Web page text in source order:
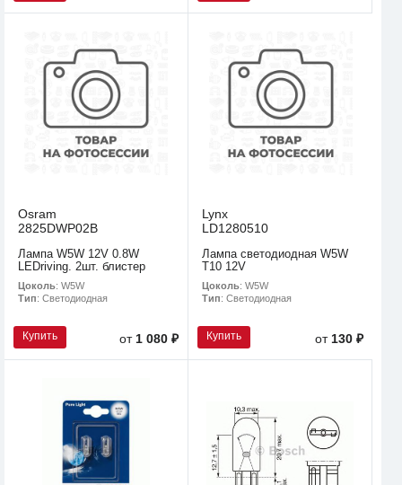
Osram
2825DWP02B
Лампа W5W 12V 0.8W
LEDriving. 2шт. блистер
Цоколь: W5W
Тип: Светодиодная
Купить от 1 080 ₽
Lynx
LD1280510
Лампа светодиодная W5W
T10 12V
Цоколь: W5W
Тип: Светодиодная
Купить от 130 ₽